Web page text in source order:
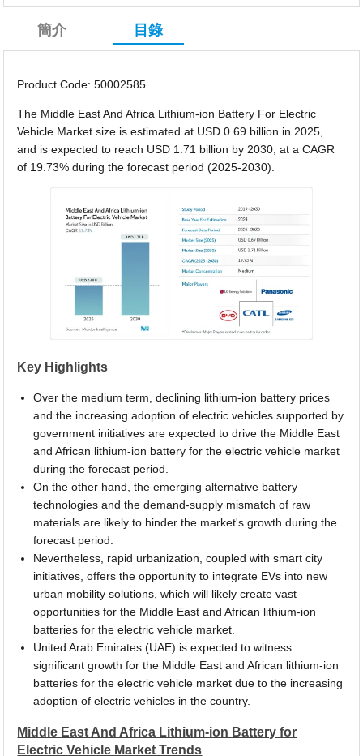
簡介 目錄
Product Code: 50002585
The Middle East And Africa Lithium-ion Battery For Electric
Vehicle Market size is estimated at USD 0.69 billion in 2025,
and is expected to reach USD 1.71 billion by 2030, at a CAGR
of 19.73% during the forecast period (2025-2030).
Key Highlights
Over the medium term, declining lithium-ion battery prices
and the increasing adoption of electric vehicles supported by
government initiatives are expected to drive the Middle East
and African lithium-ion battery for the electric vehicle market
during the forecast period.
On the other hand, the emerging alternative battery
technologies and the demand-supply mismatch of raw
materials are likely to hinder the market's growth during the
forecast period.
Nevertheless, rapid urbanization, coupled with smart city
initiatives, offers the opportunity to integrate EVs into new
urban mobility solutions, which will likely create vast
opportunities for the Middle East and African lithium-ion
batteries for the electric vehicle market.
United Arab Emirates (UAE) is expected to witness
significant growth for the Middle East and African lithium-ion
batteries for the electric vehicle market due to the increasing
adoption of electric vehicles in the country.
Middle East And Africa Lithium-ion Battery for
Electric Vehicle Market Trends